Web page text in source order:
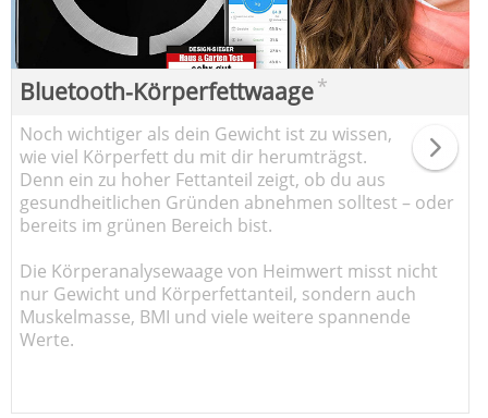
Bluetooth-Körperfettwaage*
Noch wichtiger als dein Gewicht ist zu wissen,
wie viel Körperfett du mit dir herumträgst.
Denn ein zu hoher Fettanteil zeigt, ob du aus
gesundheitlichen Gründen abnehmen solltest – oder
bereits im grünen Bereich bist.
Die Körperanalysewaage von Heimwert misst nicht
nur Gewicht und Körperfettanteil, sondern auch
Muskelmasse, BMI und viele weitere spannende
Werte.